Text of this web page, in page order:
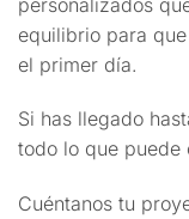
equilibrio para
el primer día.
Si has llegado
todo lo que puede
Cuéntanos tu